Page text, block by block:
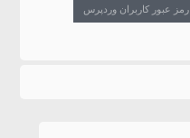
رمز عبور کاربران وردپرس